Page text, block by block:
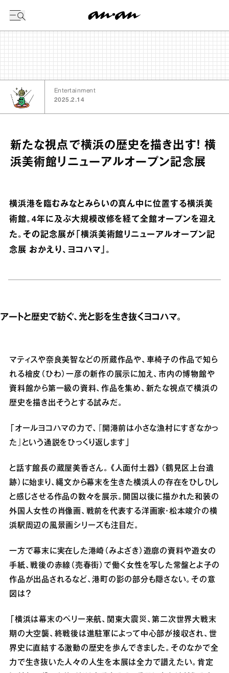
Entertainment
2025.2.14
新たな視点で横浜の歴史を描き出す！ 横
浜美術館リニューアルオープン記念展
横浜港を臨むみなとみらいの真ん中に位置する横浜美
術館。4年に及ぶ大規模改修を経て全館オープンを迎え
た。その記念展が「横浜美術館リニューアルオープン記
念展 おかえり、ヨコハマ」。
アートと歴史で紡ぐ、光と影を生き抜くヨコハマ。
マティスや奈良美智などの所蔵作品や、車椅子の作品で知ら
れる檜皮（ひわ）一彦の新作の展示に加え、市内の博物館や
資料館から第一級の資料、作品を集め、新たな視点で横浜の
歴史を描き出そうとする試みだ。
「オールヨコハマの力で、『開港前は小さな漁村にすぎなかっ
た』という通説をひっくり返します」
と話す館長の蔵屋美香さん。《人面付土器》（鶴見区上台遺
跡）に始まり、縄文から幕末を生きた横浜人の存在をひしひし
と感じさせる作品の数々を展示。開国以後に描かれた和装の
外国人女性の肖像画、戦前を代表する洋画家・松本竣介の横
浜駅周辺の風景画シリーズも注目だ。
一方で幕末に実在した港崎（みよざき）遊廓の資料や遊女の
手紙、戦後の赤線（売春街）で働く女性を写した常盤とよ子の
作品が出品されるなど、港町の影の部分も隠さない。その意
図は？
「横浜は幕末のペリー来航、関東大震災、第二次世界大戦末
期の大空襲、終戦後は進駐軍によって中心部が接収され、世
界史に直結する激動の歴史を歩んできました。そのなかで全
力で生き抜いた人々の人生を本展は全力で讃えたい。肯定